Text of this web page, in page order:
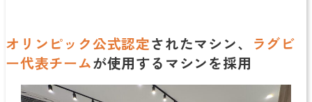
オリンピック公式認定されたマシン、 ラグビ
ー代表チームが使用するマシンを採用